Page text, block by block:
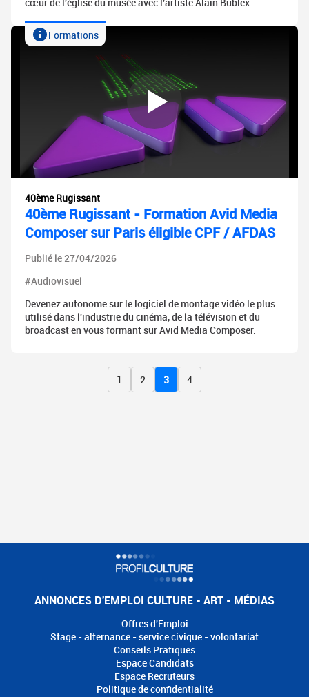
Formations
40ème Rugissant
40ème Rugissant - Formation Avid Media
Composer sur Paris éligible CPF / AFDAS
Publié le 27/04/2026
#Audiovisuel
Devenez autonome sur le logiciel de montage vidéo le plus
utilisé dans l'industrie du cinéma, de la télévision et du
broadcast en vous formant sur Avid Media Composer.
1 2 3 4
ANNONCES D'EMPLOI CULTURE - ART - MÉDIAS
Offres d'Emploi
Stage - alternance - service civique - volontariat
Conseils Pratiques
Espace Candidats
Espace Recruteurs
Politique de confidentialité